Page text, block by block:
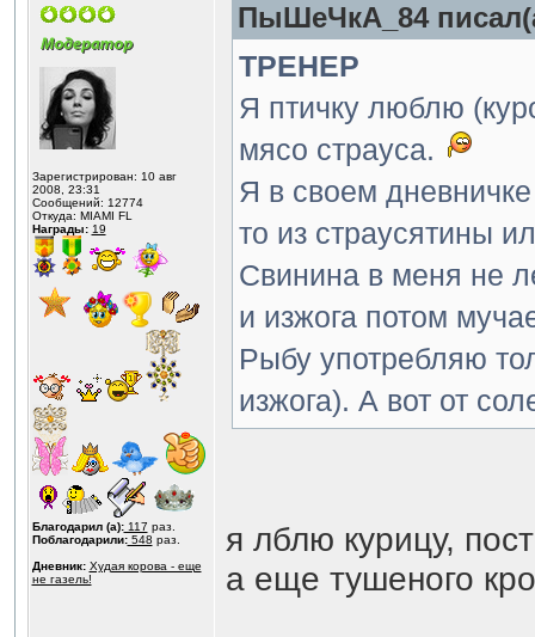
Зарегистрирован: 10 авг
2008, 23:31
Сообщений: 12774
Откуда: MIAMI FL
Награды: 19
Благодарил (а):117 раз.
Поблагодарили:548 раз.
Дневник: Худая корова - еще
не газель!
ПыШеЧкА_84
ТРЕНЕР
Я птичку люблю
мясо страуса.
Я в своем
то из страусятины
Свинина в меня не
и изжога потом
Рыбу употребляю
изжога). А вот от
я лблю курицу,
а еще тушеного